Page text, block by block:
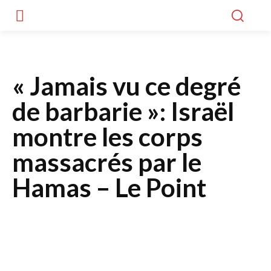
« Jamais vu ce degré
de barbarie »: Israël
montre les corps
massacrés par le
Hamas – Le Point